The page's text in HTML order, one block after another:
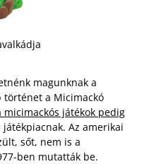
magunknak a
történet a Micimackó
micimackós játékok pedig
Az amerikai
sőt, nem is a
ben mutatták be.